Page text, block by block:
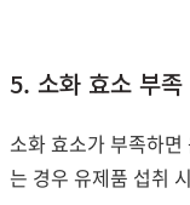
5. 소화 효소 부족
소화 효소가 부족하
는 경우 유제품 섭취